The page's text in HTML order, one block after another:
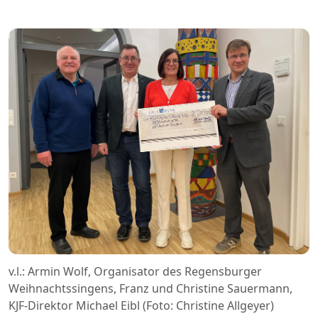
v.l.: Armin Wolf, Organisator des Regensburger
Weihnachtssingens, Franz und Christine Sauermann,
KJF-Direktor Michael Eibl (Foto: Christine Allgeyer)